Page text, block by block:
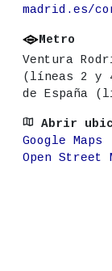
madrid.es/
Metro
Ventura
(líneas 2 y
de España
Abrir
Google Maps
Open Street